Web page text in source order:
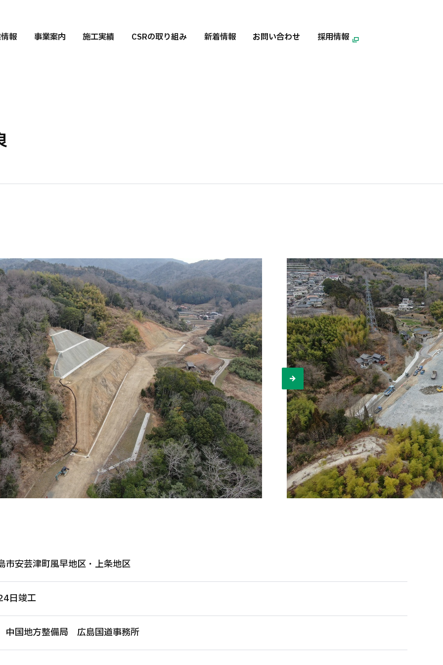
報 事業案内 施工実績 CSRの取り組み 新着情報 お問い合わせ 採用情報
市安芸津町風早地区・上条地区
日竣工
国地方整備局 広島国道事務所